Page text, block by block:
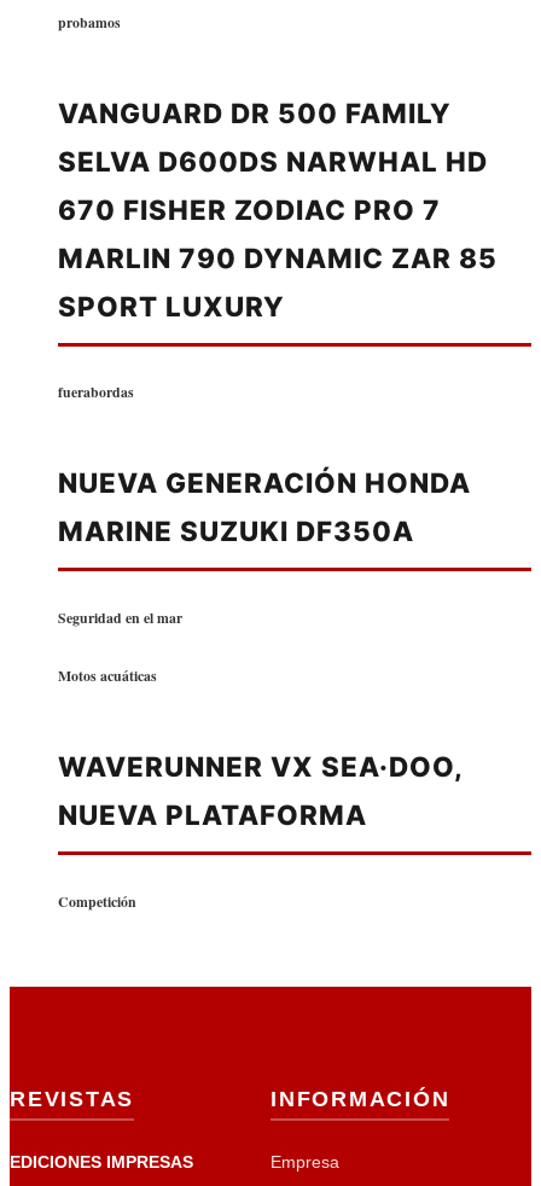
probamos
VANGUARD DR 500 FAMILY
SELVA D600DS NARWHAL HD
670 FISHER ZODIAC PRO 7
MARLIN 790 DYNAMIC ZAR 85
SPORT LUXURY
fuerabordas
NUEVA GENERACIÓN HONDA
MARINE SUZUKI DF350A
Seguridad en el mar
Motos acuáticas
WAVERUNNER VX SEA·DOO,
NUEVA PLATAFORMA
Competición
REVISTAS
EDICIONES IMPRESAS
INFORMACIÓN
Empresa